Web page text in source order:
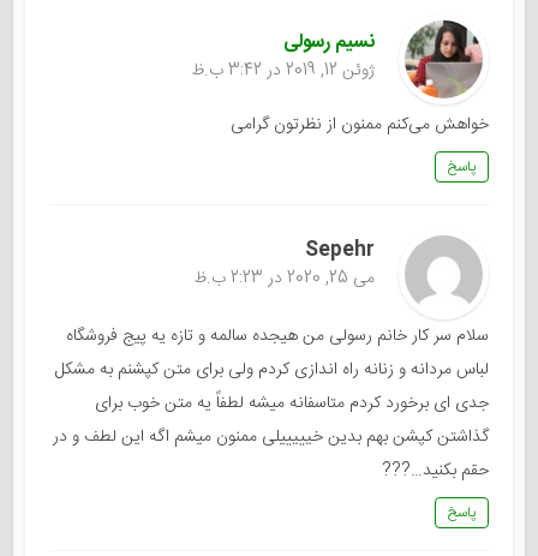
نسیم رسولی
ژوئن 12, 2019 در 3:42 ب.ظ
خواهش می‌کنم ممنون از نظرتون گرامی
پاسخ
Sepehr
می 25, 2020 در 2:23 ب.ظ
سلام سر کار خانم رسولی من هیجده سالمه و تازه یه پیج فروشگاه
لباس مردانه و زنانه راه اندازی کردم ولی برای متن کپشنم به مشکل
جدی ای برخورد کردم متاسفانه میشه لطفاً یه متن خوب برای
گذاشتن کپشن بهم بدین خیییییلی ممنون میشم اگه این لطف و در
حقم بکنید…???
پاسخ